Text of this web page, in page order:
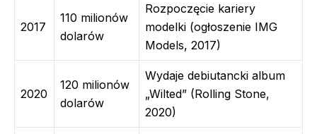
2017
110 milionów
dolarów
Rozpoczęcie kariery
modelki (ogłoszenie IMG
Models, 2017)
2020
120 milionów
dolarów
Wydaje debiutancki album
„Wilted” (Rolling Stone,
2020)